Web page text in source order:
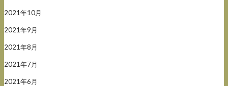
2021年10月
2021年9月
2021年8月
2021年7月
2021年6月